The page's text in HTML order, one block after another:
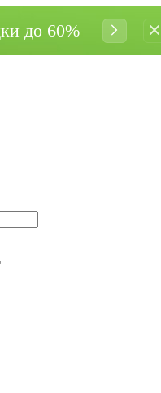
до 60%